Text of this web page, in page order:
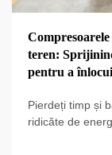
teren:
pentru a
Pierdeți timp și
ridicăte de